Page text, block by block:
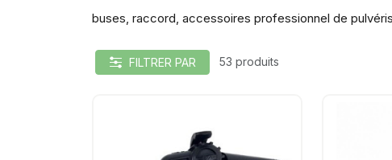
buses, raccord, accessoires professionnel de
FILTRER PAR 53 produits